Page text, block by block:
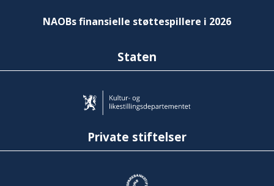
NAOBs finansielle støttespillere i 2026
Staten
Private stiftelser